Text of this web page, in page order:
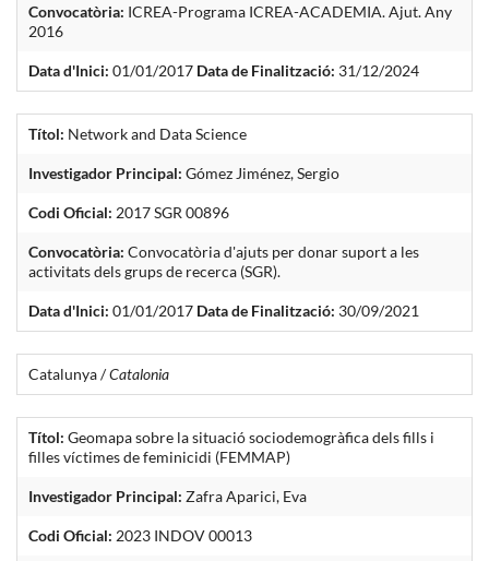
Convocatòria: ICREA-Programa ICREA-ACADEMIA. Ajut. Any
2016
Data d'Inici: 01/01/2017 Data de Finalització: 31/12/2024
Títol: Network and Data Science
Investigador Principal: Gómez Jiménez, Sergio
Codi Oficial: 2017 SGR 00896
Convocatòria: Convocatòria d'ajuts per donar suport a les
activitats dels grups de recerca (SGR).
Data d'Inici: 01/01/2017 Data de Finalització: 30/09/2021
Catalunya /Catalonia
Títol: Geomapa sobre la situació sociodemogràfica dels fills i
filles víctimes de feminicidi (FEMMAP)
Investigador Principal: Zafra Aparici, Eva
Codi Oficial: 2023 INDOV 00013